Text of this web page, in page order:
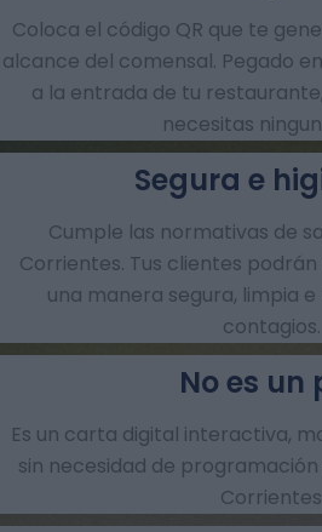
Coloca el código QR que te
alcance del comensal. Pegado
a la entrada de tu
necesitas
Cumple las normativas de
Corrientes. Tus clientes
una manera segura, limpia
contagios.
Segura e
Es un carta digital interactiva,
sin necesidad de
Corrientes
No es un